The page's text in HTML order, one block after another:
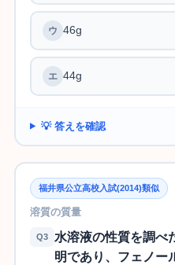
46g
44g
💡 答えを確認
福井県公立高校入試(2014)類似
溶質の質量
Q3
水溶液の性質を調べ
明であり、フェノー